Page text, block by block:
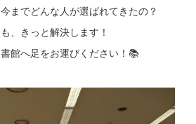
までどんな人が選ばれてきたの？
、きっと解決します！
館へ足をお運びください！📚